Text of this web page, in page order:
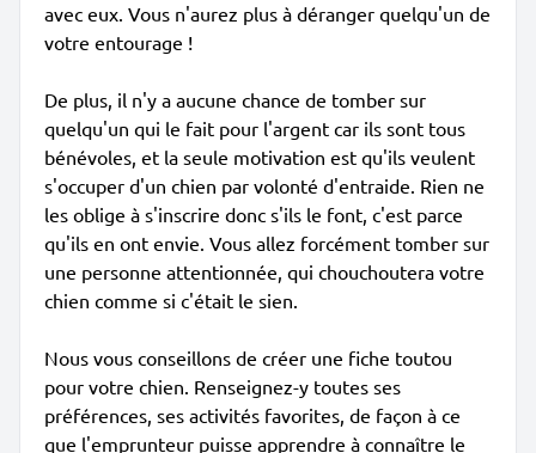
avec eux. Vous n'aurez plus à déranger quelqu'un de
votre entourage !
De plus, il n'y a aucune chance de tomber sur
quelqu'un qui le fait pour l'argent car ils sont tous
bénévoles, et la seule motivation est qu'ils veulent
s'occuper d'un chien par volonté d'entraide. Rien ne
les oblige à s'inscrire donc s'ils le font, c'est parce
qu'ils en ont envie. Vous allez forcément tomber sur
une personne attentionnée, qui chouchoutera votre
chien comme si c'était le sien.
Nous vous conseillons de créer une fiche toutou
pour votre chien. Renseignez-y toutes ses
préférences, ses activités favorites, de façon à ce
que l'emprunteur puisse apprendre à connaître le